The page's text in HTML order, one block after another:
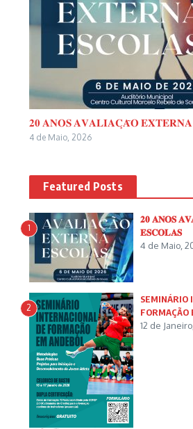
𝟐𝟎 𝐀𝐍𝐎𝐒 𝐀𝐕𝐀𝐋𝐈𝐀𝐂̧𝐀̃𝐎
4 de Maio, 2026
Featured Posts
1
𝟐𝟎 𝐀𝐍𝐎𝐒
𝐄𝐒𝐂𝐎𝐋𝐀𝐒
4 de Maio,
2
SEMINÁRIO
FORMAÇÃO
12 de